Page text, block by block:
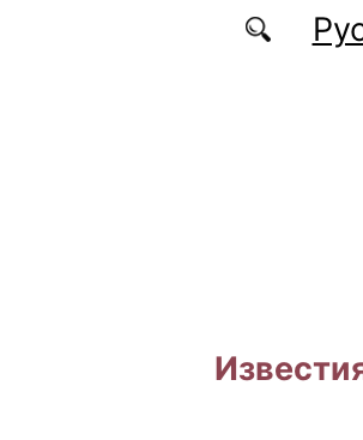
Перейти к основному содержанию